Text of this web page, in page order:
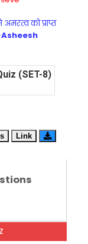
को प्राप्त
Asheesh
(SET-8) in
(SET-6) in
(SET-4) in
(SET-3) in Hindi
(SET-2) in
Link